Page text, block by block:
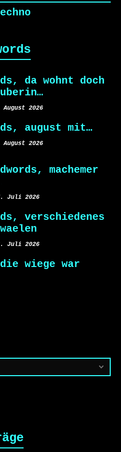
da wohnt doch
2026
august mit…
2026
machemer
Juli 2026
verschiedenes
Juli 2026
wiege war